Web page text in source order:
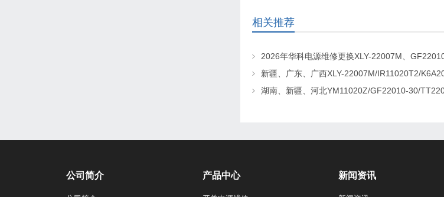
相关推荐
公司简介 产品中心 新闻资讯